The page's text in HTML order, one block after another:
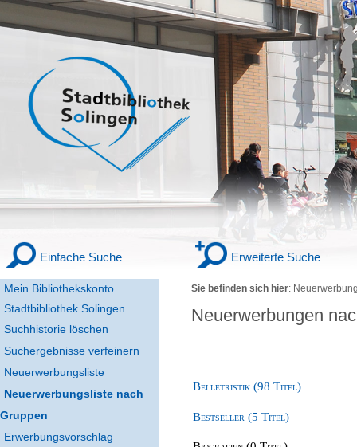
Mein Bibliothekskonto
Stadtbibliothek Solingen
Einfache Suche Erweiterte Suche
Suchhistorie löschen
Suchergebnisse verfeinern
Neuerwerbungsliste
Neuerwerbungsliste nach
Gruppen
Erwerbungsvorschlag
Sie befinden sich hier:
Neuerwerbungen
Belletristik (98 Titel)
Bestseller (5 Titel)